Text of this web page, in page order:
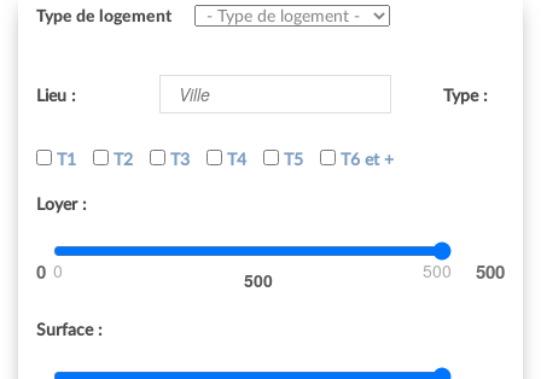
Type de logement
Lieu : Type :
T1 T2 T3 T4 T5 T6 et +
Loyer :
0 500 500
Surface :